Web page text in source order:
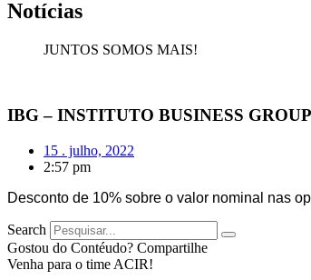
Notícias
JUNTOS SOMOS MAIS!
IBG – INSTITUTO BUSINESS GROUP
15 . julho, 2022
2:57 pm
Desconto de 10% sobre o valor nominal nas
Search
Gostou do Contéudo? Compartilhe
Venha para o time ACIR!